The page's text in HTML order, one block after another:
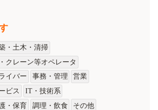
・土木・清掃
クレーン等オペレータ
イバー
事務・管理
営業
ビス
IT・技術系
・保育
調理・飲食 その他